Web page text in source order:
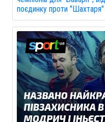
поєдинку проти